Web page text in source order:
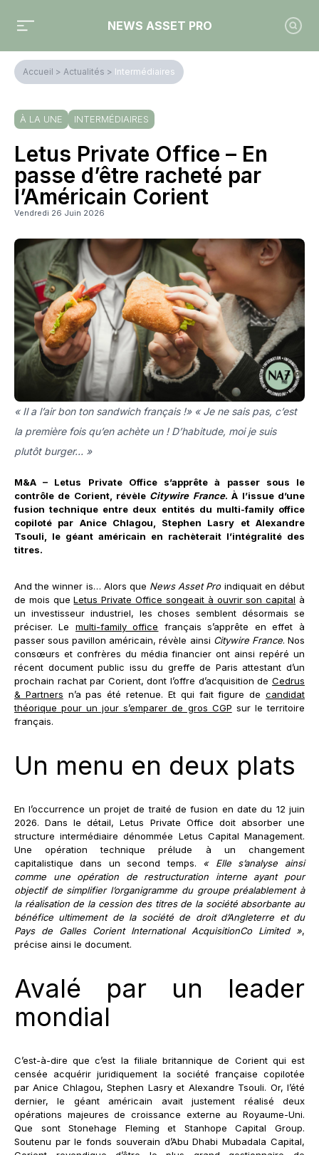
NEWS ASSET PRO
Accueil > Actualités > Intermédiaires
À LA UNE INTERMÉDIAIRES
Letus Private Office – En
passe d’être racheté par
l’Américain Corient
Vendredi 26 Juin 2026
« Il a l’air bon ton sandwich français !» « Je ne sais pas, c’est
la première fois qu’en achète un ! D’habitude, moi je suis
plutôt burger… »
M&A – Letus Private Office s’apprête à passer sous le
contrôle de Corient, révèle Citywire France. À l’issue d’une
fusion technique entre deux entités du multi-family office
copiloté par Anice Chlagou, Stephen Lasry et Alexandre
Tsouli, le géant américain en rachèterait l’intégralité des
titres.
And the winner is… Alors que News Asset Proindiquait en début
de mois queLetus Private Office songeait à ouvrir son capital à
un investisseur industriel, les choses semblent désormais se
préciser. Le multi-family office français s’apprête en effet à
passer sous pavillon américain, révèle ainsi Citywire France. Nos
consœurs et confrères du média financier ont ainsi repéré un
récent document public issu du greffe de Paris attestant d’un
prochain rachat par Corient, dont l’offre d’acquisition de Cedrus
& Partners n’a pas été retenue. Et qui fait figure de candidat
théorique pour un jour s’emparer de gros CGP sur le territoire
français.
Un menu en deux plats
En l’occurrence un projet de traité de fusion en date du 12 juin
2026. Dans le détail, Letus Private Office doit absorber une
structure intermédiaire dénommée Letus Capital Management.
Une opération technique prélude à un changement
capitalistique dans un second temps. « Elle s’analyse ainsi
comme une opération de restructuration interne ayant pour
objectif de simplifier l’organigramme du groupe préalablement à
la réalisation de la cession des titres de la société absorbante au
bénéfice ultimement de la société de droit d’Angleterre et du
Pays de Galles Corient International AcquisitionCo Limited »,
précise ainsi le document.
Avalé par un leader
mondial
C’est-à-dire que c’est la filiale britannique de Corient qui est
censée acquérir juridiquement la société française copilotée
par Anice Chlagou, Stephen Lasry et Alexandre Tsouli. Or, l’été
dernier, le géant américain avait justement réalisé deux
opérations majeures de croissance externe au Royaume-Uni.
Que sont Stonehage Fleming et Stanhope Capital Group.
Soutenu par le fonds souverain d’Abu Dhabi Mubadala Capital,